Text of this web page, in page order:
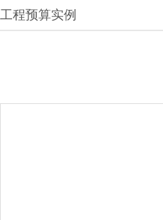
工程预算实例